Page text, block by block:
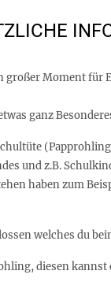
Moment für
ganz
und z.B.
haben zum
welches du
diesen